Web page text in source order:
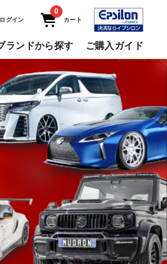
ログイン
0
カート
ランドから探す ご購入ガイド